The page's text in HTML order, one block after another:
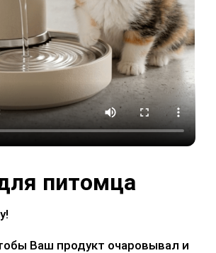
питомца
Ваш продукт очаровывал и